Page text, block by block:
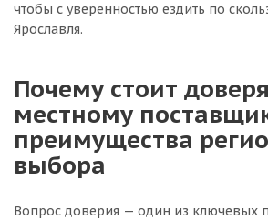
чтобы с уверенностью ездить по
Ярославля.
Почему стоит
местному
преимущества
выбора
Вопрос доверия — один из ключевых